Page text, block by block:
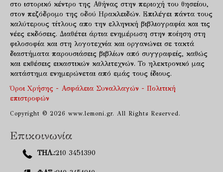
στο ιστορικό κέντρο της Αθήνας στην περιοχή του θησείου,
στον πεζόδρομο της οδού Ηρακλειδών. Επιλέγει πάντα τους
καλύτερους τίτλους απο την ελληνική βιβλιογραφία και τις
νέες εκδόσεις. Διαθέτει άρτια ενημέρωση στην ποίηση στη
φιλοσοφία και στη λογοτεχνία και οργανώνει σε τακτά
διαστήματα παρουσιάσεις βιβλίων από συγγραφείς, καθώς
και εκθέσεις εικαστικών καλλιτεχνών. Το ηλεκτρονικό μας
κατάστημα ενημερώνεται από εμάς τους ίδιους.
Όροι Χρήσης - Ασφάλεια Συναλλαγών - Πολιτική
επιστροφών
Copyright © 2026 www.lemoni.gr. All Rights Reserved.
Επικοινωνία
ΤΗΛ.:210 3451390